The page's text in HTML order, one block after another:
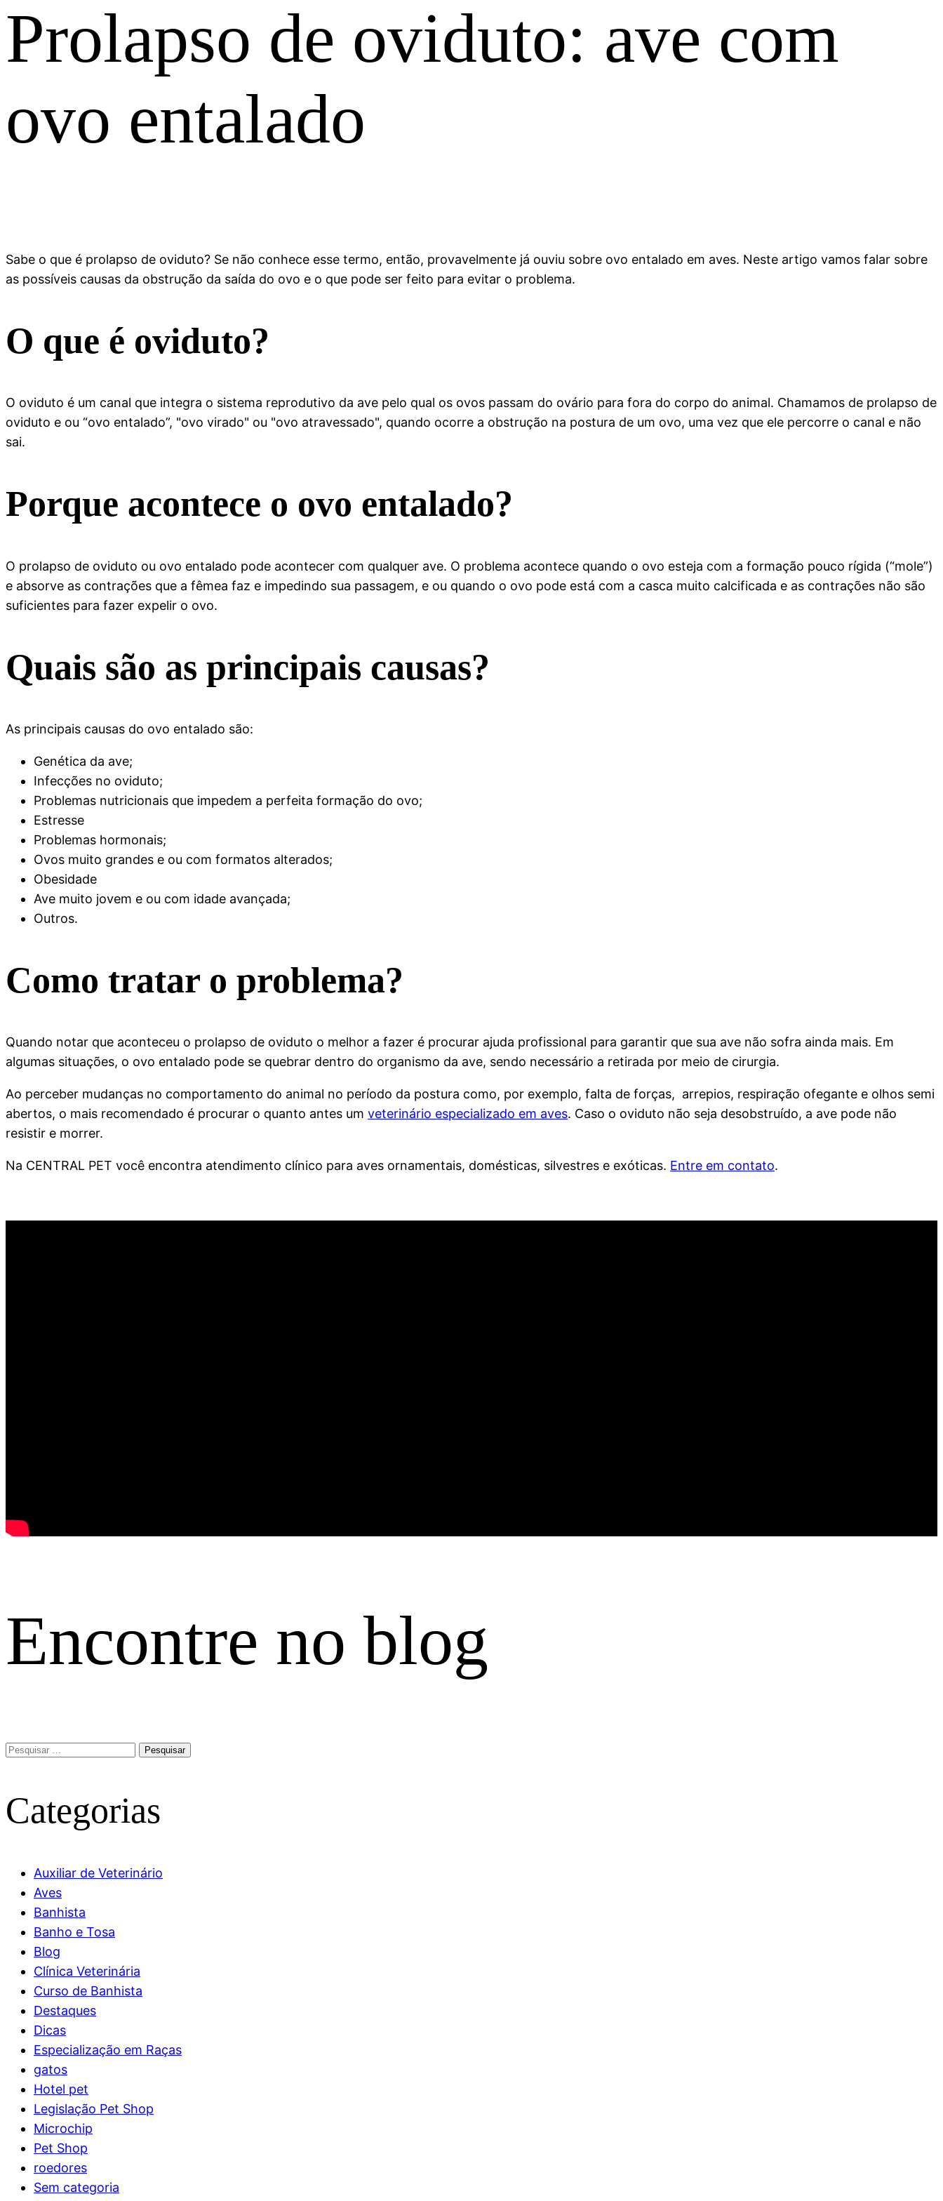
Prolapso de oviduto: ave com
ovo entalado
Sabe o que é prolapso de oviduto? Se não conhece esse termo, então, provavelmente já ouviu sobre ovo entalado em aves. Neste artigo vamos falar sobre
as possíveis causas da obstrução da saída do ovo e o que pode ser feito para evitar o problema.
O que é oviduto?
O oviduto é um canal que integra o sistema reprodutivo da ave pelo qual os ovos passam do ovário para fora do corpo do animal. Chamamos de prolapso de
oviduto e ou “ovo entalado”, "ovo virado" ou "ovo atravessado", quando ocorre a obstrução na postura de um ovo, uma vez que ele percorre o canal e não
sai.
Porque acontece o ovo entalado?
O prolapso de oviduto ou ovo entalado pode acontecer com qualquer ave. O problema acontece quando o ovo esteja com a formação pouco rígida (“mole”)
e absorve as contrações que a fêmea faz e impedindo sua passagem, e ou quando o ovo pode está com a casca muito calcificada e as contrações não são
suficientes para fazer expelir o ovo.
Quais são as principais causas?
As principais causas do ovo entalado são:
Genética da ave;
Infecções no oviduto;
Problemas nutricionais que impedem a perfeita formação do ovo;
Estresse
Problemas hormonais;
Ovos muito grandes e ou com formatos alterados;
Obesidade
Ave muito jovem e ou com idade avançada;
Outros.
Como tratar o problema?
Quando notar que aconteceu o prolapso de oviduto o melhor a fazer é procurar ajuda profissional para garantir que sua ave não sofra ainda mais. Em
algumas situações, o ovo entalado pode se quebrar dentro do organismo da ave, sendo necessário a retirada por meio de cirurgia.
Ao perceber mudanças no comportamento do animal no período da postura como, por exemplo, falta de forças, arrepios, respiração ofegante e olhos semi
abertos, o mais recomendado é procurar o quanto antes um veterinário especializado em aves. Caso o oviduto não seja desobstruído, a ave pode não
resistir e morrer.
Na CENTRAL PET você encontra atendimento clínico para aves ornamentais, domésticas, silvestres e exóticas. Entre em contato.
Encontre no blog
Pesquisar
Categorias
Auxiliar de Veterinário
Aves
Banhista
Banho e Tosa
Blog
Clínica Veterinária
Curso de Banhista
Destaques
Dicas
Especialização em Raças
gatos
Hotel pet
Legislação Pet Shop
Microchip
Pet Shop
roedores
Sem categoria